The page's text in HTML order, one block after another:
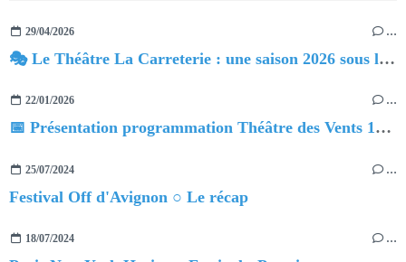
29/04/2026 …
🎭 Le Théâtre La Carreterie : une saison 2026 sous le signe de l'audace et de l'éclectisme
22/01/2026 …
📅 Présentation programmation Théâtre des Vents 1er semestre 2026
25/07/2024 …
Festival Off d'Avignon ○ Le récap
18/07/2024 …